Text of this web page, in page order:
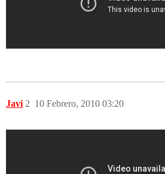
Javi 10 Febrero, 2010 03:20
2